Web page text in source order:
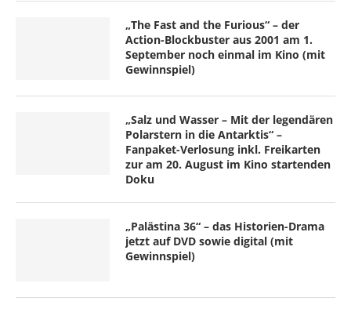
„The Fast and the Furious“ – der
Action-Blockbuster aus 2001 am 1.
September noch einmal im Kino (mit
Gewinnspiel)
„Salz und Wasser – Mit der legendären
Polarstern in die Antarktis“ –
Fanpaket-Verlosung inkl. Freikarten
zur am 20. August im Kino startenden
Doku
„Palästina 36“ – das Historien-Drama
jetzt auf DVD sowie digital (mit
Gewinnspiel)